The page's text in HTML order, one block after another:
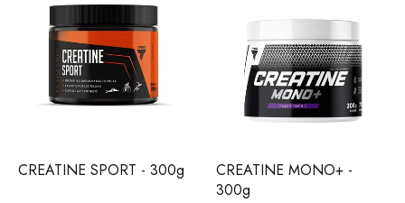
CREATINE SPORT - 300g
CREATINE MONO+ -
300g